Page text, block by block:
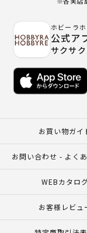
ホビーラ
公式ア
サクサ
お買い物ガイ
お問い合わせ - よく
WEBカタロ
お客様レビュ